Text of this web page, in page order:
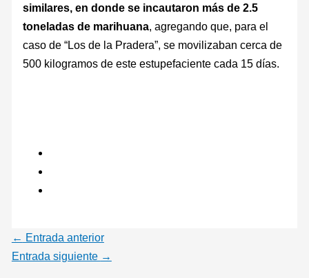
similares, en donde se incautaron más de 2.5
toneladas de marihuana, agregando que, para el
caso de “Los de la Pradera”, se movilizaban cerca de
500 kilogramos de este estupefaciente cada 15 días.
← Entrada anterior
Entrada siguiente →